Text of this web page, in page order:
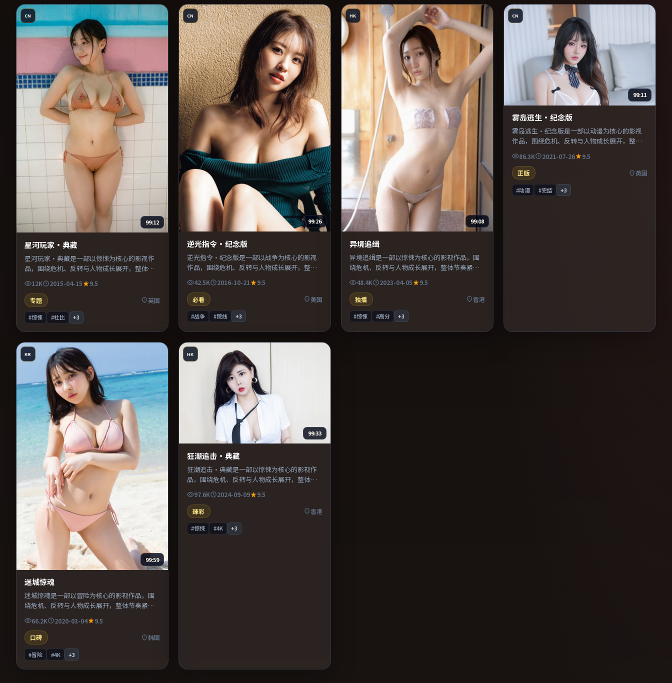
CN
99:12
星河玩家·典藏
星河玩家·典藏是一部以惊悚为核心的影视作
品，围绕危机、反转与人物成长展开，整体节
12K 2015-04-15
9.5
专题
英国
#惊悚 #杜比 +3
CN
99:26
逆光指令·纪念版
逆光指令·纪念版是一部以战争为核心的影视
作品，围绕危机、反转与人物成长展开，整体
42.5K 2016-10-21
9.5
必看
美国
#战争 #院线 +3
HK
99:08
异境追缉
异境追缉是一部以惊悚为核心的影视作品，围
绕危机、反转与人物成长展开，整体节奏紧
48.4K 2023-04-05
9.5
独播
香港
#惊悚 #高分 +3
CN
99:11
雾岛逃生·纪念版
雾岛逃生·纪念版是一部以动漫为核心的影视
作品，围绕危机、反转与人物成长展开，整体
节奏紧凑，值得推荐观看。
86.3K 2021-07-26
9.5
正版
英国
#动漫 #完结 +3
KR
99:59
迷城惊魂
迷城惊魂是一部以冒险为核心的影视作品，围
绕危机、反转与人物成长展开，整体节奏紧
凑，值得推荐观看。
66.2K 2020-03-04
9.5
口碑
韩国
#冒险 #4K +3
HK
99:33
狂潮追击·典藏
狂潮追击·典藏是一部以惊悚为核心的影视作
品，围绕危机、反转与人物成长展开，整体节
奏紧凑，值得推荐观看。
97.6K 2024-09-09
9.5
臻彩
香港
#惊悚 #4K +3